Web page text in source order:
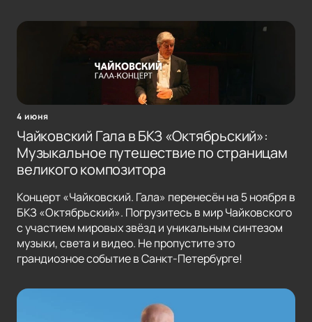
4 июня
Чайковский Гала в БКЗ «Октябрьский»:
Музыкальное путешествие по страницам
великого композитора
Концерт «Чайковский. Гала» перенесён на 5 ноября в
БКЗ «Октябрьский». Погрузитесь в мир Чайковского
с участием мировых звёзд и уникальным синтезом
музыки, света и видео. Не пропустите это
грандиозное событие в Санкт-Петербурге!